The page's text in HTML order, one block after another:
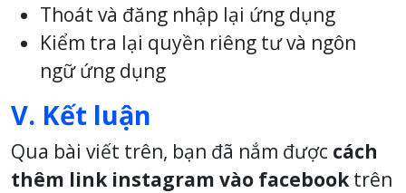
Thoát và đăng nhập lại ứng dụng
Kiểm tra lại quyền riêng tư và ngôn
ngữ ứng dụng
V. Kết luận
Qua bài viết trên, bạn đã nắm được cách
thêm link instagram vào facebooktrên